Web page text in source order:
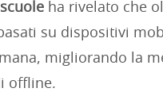
ha rivelato che
su dispositivi
migliorando la
offline.